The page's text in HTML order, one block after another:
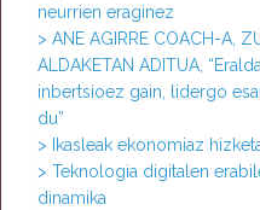
neurrien eraginez
> ANE AGIRRE COACH-A,
ALDAKETAN ADITUA,
inbertsioez gain, lidergo
du”
> Ikasleak ekonomiaz
> Teknologia digitalen
dinamika